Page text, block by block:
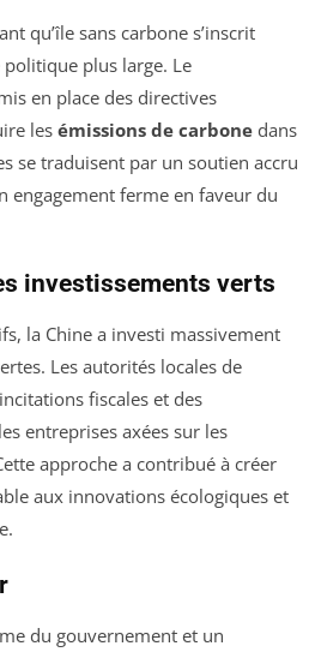
qu’île sans carbone s’inscrit
plus large. Le
en place des directives
les émissions de carbone dans
se traduisent par un soutien accru
engagement ferme en faveur du
investissements verts
la Chine a investi massivement
Les autorités locales de
fiscales et des
entreprises axées sur les
approche a contribué à créer
aux innovations écologiques et
du gouvernement et un